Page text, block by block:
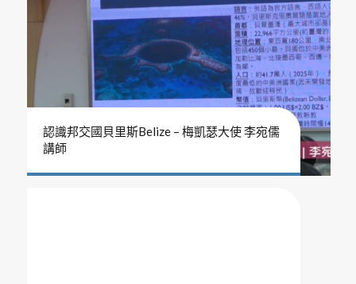
認識邦交國貝里斯Belize – 梅凱瑟大使 李宛儒
講師